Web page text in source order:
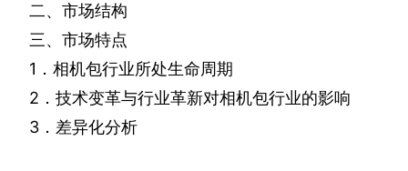
二、市场结构
三、市场特点
1 ．相机包行业所处生命周期
2 ．技术变革与行业革新对相机包行业的影响
3 ．差异化分析